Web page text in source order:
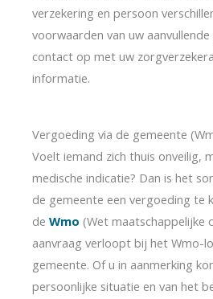
verzekering en persoon
voorwaarden van uw
contact op met uw
informatie.
Vergoeding via de gemeente
Voelt iemand zich thuis onveilig,
medische indicatie? Dan is het
de gemeente een vergoeding te
de Wmo (Wet maatschappelijke
aanvraag verloopt bij het Wmo-
gemeente. Of u in aanmerking
persoonlijke situatie en van het